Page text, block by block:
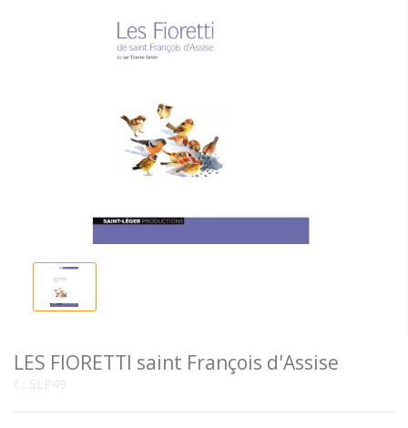
LES FIORETTI saint François d'Assise
č.: SLP49